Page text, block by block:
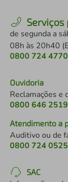
de segunda a
08h às 20h40
0800 724 4770
Ouvidoria
Reclamações e
0800 646 2519
Atendimento a
Auditivo ou de
0800 724 0525
SAC